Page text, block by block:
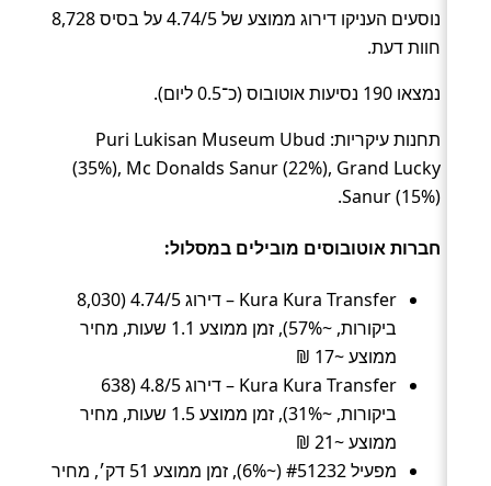
נוסעים העניקו דירוג ממוצע של 4.74/5 על בסיס 8,728
חוות דעת.
נמצאו 190 נסיעות אוטובוס (כ־0.5 ליום).
תחנות עיקריות: Puri Lukisan Museum Ubud
(35%), Mc Donalds Sanur (22%), Grand Lucky
Sanur (15%).
חברות אוטובוסים מובילים במסלול:
Kura Kura Transfer – דירוג 4.74/5 (8,030
ביקורות, ~57%), זמן ממוצע 1.1 שעות, מחיר
ממוצע ~17 ₪
Kura Kura Transfer – דירוג 4.8/5 (638
ביקורות, ~31%), זמן ממוצע 1.5 שעות, מחיר
ממוצע ~21 ₪
מפעיל #51232 (~6%), זמן ממוצע 51 דק׳, מחיר